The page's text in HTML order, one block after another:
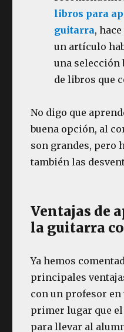
libros para
guitarra,
un artículo
una selección
de libros que
No digo que
buena opción, al
son grandes, pero
también las
Ventajas de
la guitarra
Ya hemos
principales
con un profesor en
primer lugar que
para llevar al